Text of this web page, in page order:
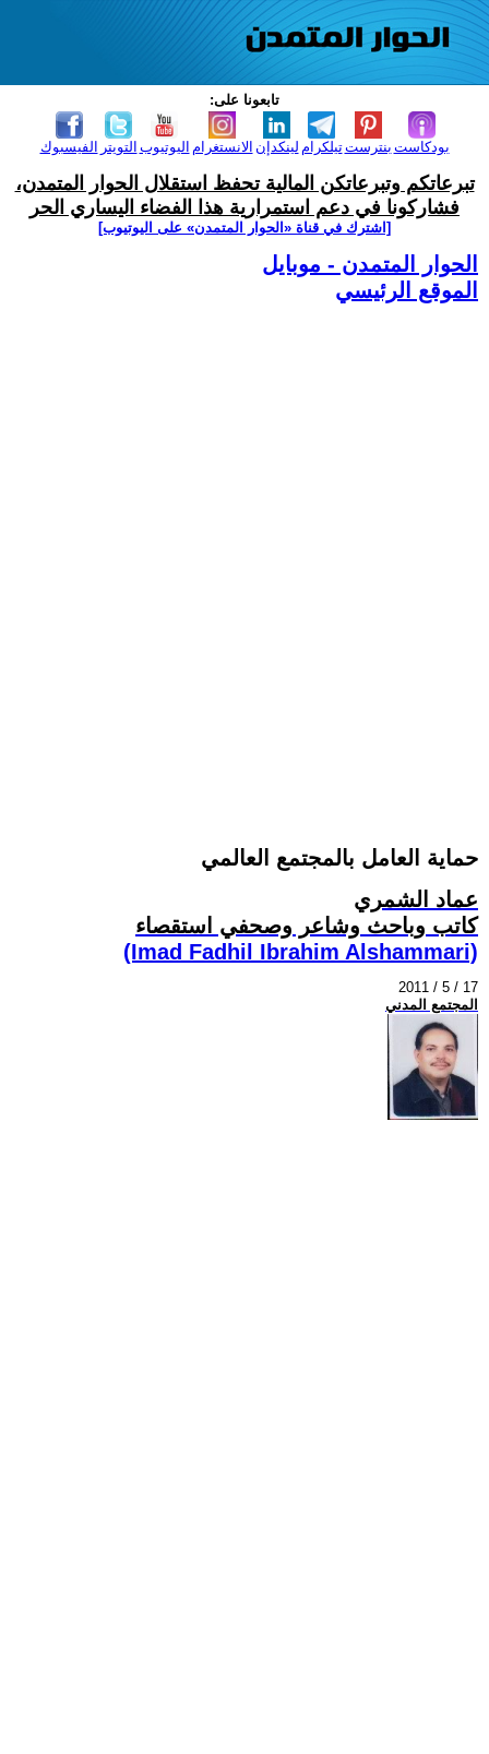
تابعونا على:
الفيسبوك التويتر اليوتيوب الانستغرام لينكدإن تيلكرامبنترست بودكاست
تبرعاتكم وتبرعاتكن المالية تحفظ استقلال الحوار المتمدن،
فشاركونا في دعم استمرارية هذا الفضاء اليساري الحر
[اشترك في قناة ‫«الحوار المتمدن» على اليوتيوب]
الحوار المتمدن - موبايل
الموقع الرئيسي
حماية العامل بالمجتمع العالمي
عماد الشمري
كاتب وباحث وشاعر وصحفي استقصاء
(Imad Fadhil Ibrahim Alshammari)
2011 / 5 / 17
المجتمع المدني